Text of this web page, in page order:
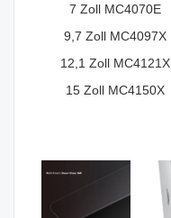
7 Zoll MC4070E
9,7 Zoll MC4097X
12,1 Zoll MC4121X
15 Zoll MC4150X